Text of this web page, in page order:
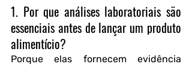
1. Por que análises laboratoriais são
essenciais antes de lançar um produto
alimentício?
Porque elas fornecem evidência